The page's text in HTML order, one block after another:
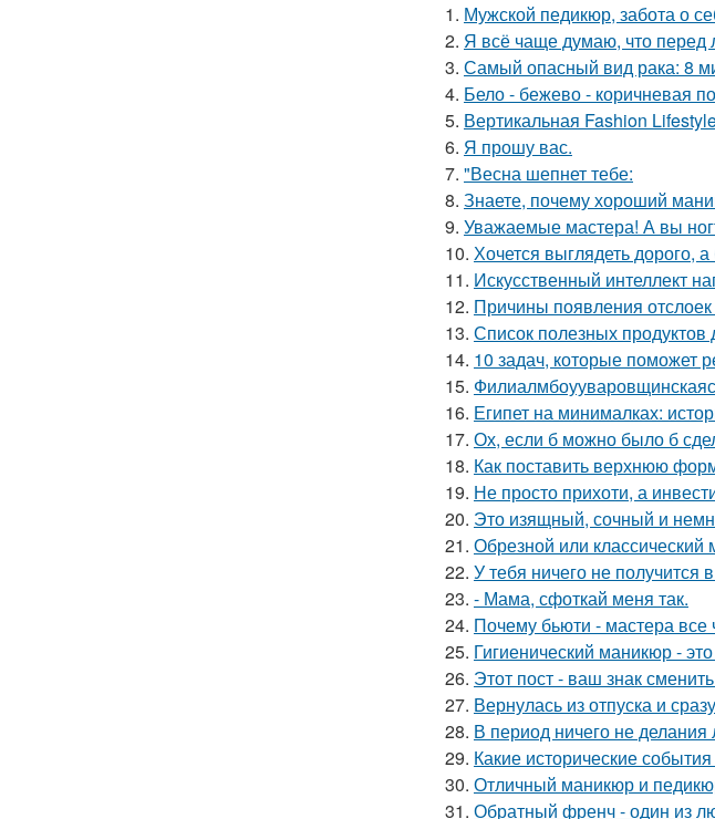
1. Мужской педикюр, забота о
2. Я всё чаще думаю, что перед
3. Самый опасный вид рака: 8
4. Бело - бежево - коричневая
5. Вертикальная Fashion
6. Я прошу вас.
7. "Весна шепнет тебе:
8. Знаете, почему хороший
9. Уважаемые мастера! А вы
10. Хочется выглядеть дорого,
11. Искусственный интеллект
12. Причины появления отслоек
13. Список полезных продуктов
14. 10 задач, которые поможет
15.
16. Египет на минималках:
17. Ох, если б можно было б
18. Как поставить верхнюю
19. Не просто прихоти, а
20. Это изящный, сочный и
21. Обрезной или классический
22. У тебя ничего не получится
23. - Мама, сфоткай меня так.
24. Почему бьюти - мастера
25. Гигиенический маникюр -
26. Этот пост - ваш знак
27. Вернулась из отпуска и
28. В период ничего не
29. Какие исторические
30. Отличный маникюр и
31. Обратный френч - один из